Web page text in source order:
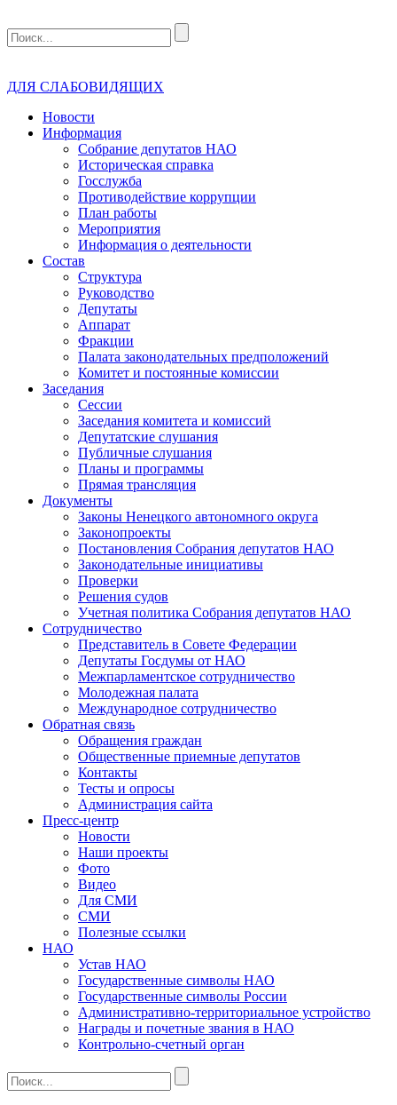
ДЛЯ СЛАБОВИДЯЩИХ
Новости
Информация
Собрание депутатов НАО
Историческая справка
Госслужба
Противодействие коррупции
План работы
Мероприятия
Информация о деятельности
Состав
Структура
Руководство
Депутаты
Аппарат
Фракции
Палата законодательных предположений
Комитет и постоянные комиссии
Заседания
Сессии
Заседания комитета и комиссий
Депутатские слушания
Публичные слушания
Планы и программы
Прямая трансляция
Документы
Законы Ненецкого автономного округа
Законопроекты
Постановления Собрания депутатов НАО
Законодательные инициативы
Проверки
Решения судов
Учетная политика Собрания депутатов НАО
Сотрудничество
Представитель в Совете Федерации
Депутаты Госдумы от НАО
Межпарламентское сотрудничество
Молодежная палата
Международное сотрудничество
Обратная cвязь
Обращения граждан
Общественные приемные депутатов
Контакты
Тесты и опросы
Администрация сайта
Пресс-центр
Новости
Наши проекты
Фото
Видео
Для СМИ
СМИ
Полезные ссылки
НАО
Устав НАО
Государственные символы НАО
Государственные символы России
Административно-территориальное устройство
Награды и почетные звания в НАО
Контрольно-счетный орган